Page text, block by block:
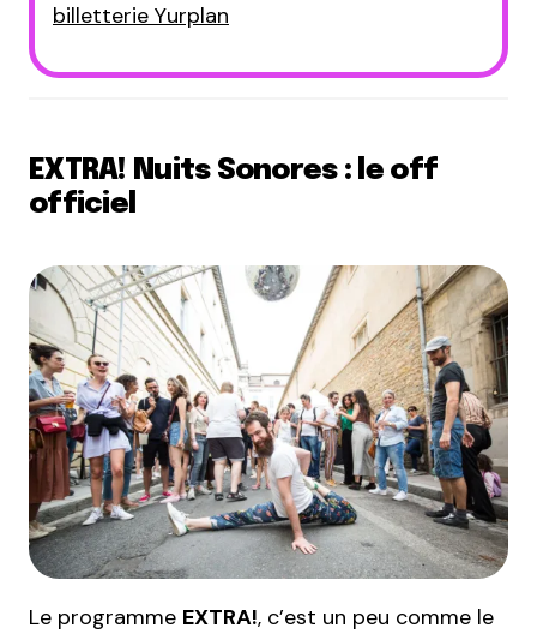
billetterie Yurplan
EXTRA! Nuits Sonores : le off
officiel
Le programme EXTRA!, c’est un peu comme le